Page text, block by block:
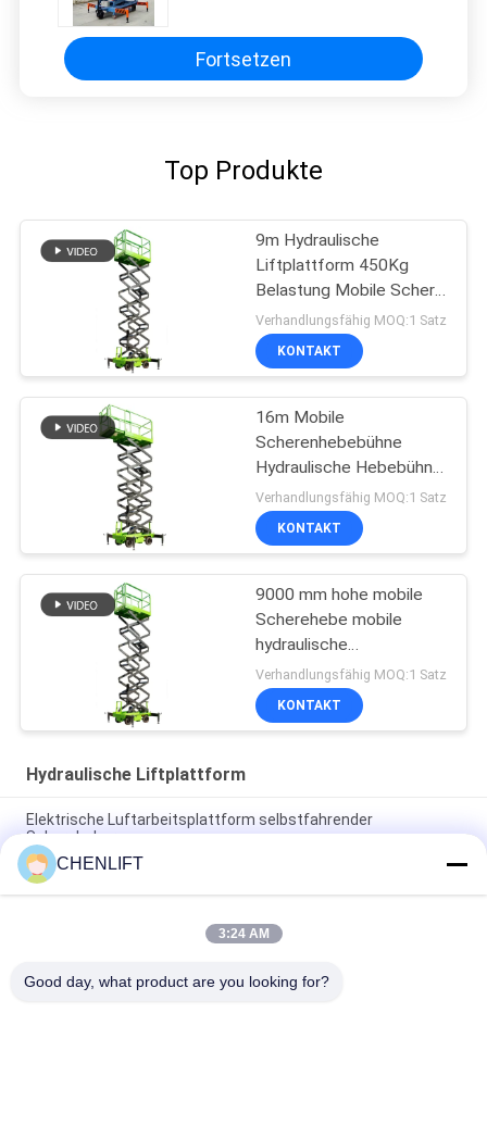
Fortsetzen
Top Produkte
9m Hydraulische
Liftplattform 450Kg
Belastung Mobile Schere
Lift
Verhandlungsfähig MOQ:1 Satz
KONTAKT
16m Mobile
Scherenhebebühne
Hydraulische Hebebühne
mit
Verlängerungsplattform
Verhandlungsfähig MOQ:1 Satz
KONTAKT
9000 mm hohe mobile
Scherehebe mobile
hydraulische
Hebeplattform zur
Reinigung
Verhandlungsfähig MOQ:1 Satz
KONTAKT
Hydraulische Liftplattform
Elektrische Luftarbeitsplattform selbstfahrender
Schereheber
10m Hydraulische Liftplattform Elektrische selbstfahrende
Schere Lift mit Erweiterungsplattform 450Kg Belastung
10 Meter Hydraulische Aufzugsplattform Aluminium-
CHENLIFT
3:24 AM
Good day, what product are you looking for?